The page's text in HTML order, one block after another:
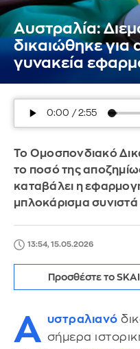
Αυστραλία:
δικαιώθηκε για
γυνακεία
Το Ομοσπονδιακό
το ποσό της
καταβάλει η
μπλοκάρισμα συνιστά
13:54, 15.05.2026
Προσθέστε το
Α υστραλιανό
σήμερα